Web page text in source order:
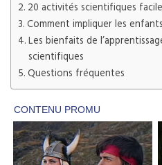
20 activités scientifiques
Comment impliquer les
Les bienfaits de
scientifiques
Questions fréquentes